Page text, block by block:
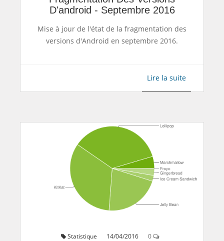
D'android - Septembre 2016
Mise à jour de l'état de la fragmentation des
versions d'Android en septembre 2016.
Lire la suite
Statistique 14/04/2016 0